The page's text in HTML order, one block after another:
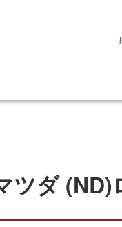
ツダ (ND)